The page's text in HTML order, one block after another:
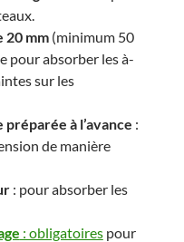
20 mm(minimum 50
pour absorber les à-
sur les
préparée à l’avance :
de manière
: pour absorber les
: obligatoirespour